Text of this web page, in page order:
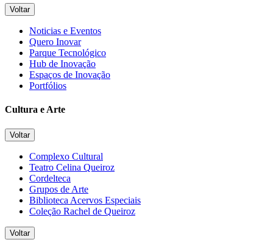
Voltar
Noticias e Eventos
Quero Inovar
Parque Tecnológico
Hub de Inovação
Espaços de Inovação
Portfólios
Cultura e Arte
Voltar
Complexo Cultural
Teatro Celina Queiroz
Cordelteca
Grupos de Arte
Biblioteca Acervos Especiais
Coleção Rachel de Queiroz
Voltar